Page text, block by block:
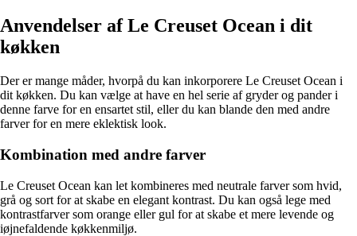
Anvendelser af Le Creuset Ocean i dit
køkken
Der er mange måder, hvorpå du kan inkorporere Le Creuset Ocean i
dit køkken. Du kan vælge at have en hel serie af gryder og pander i
denne farve for en ensartet stil, eller du kan blande den med andre
farver for en mere eklektisk look.
Kombination med andre farver
Le Creuset Ocean kan let kombineres med neutrale farver som hvid,
grå og sort for at skabe en elegant kontrast. Du kan også lege med
kontrastfarver som orange eller gul for at skabe et mere levende og
iøjnefaldende køkkenmiljø.